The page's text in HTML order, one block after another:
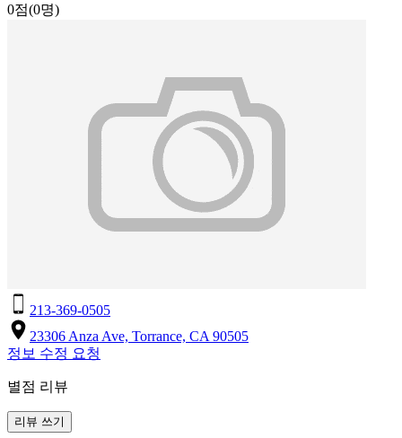
0점(0명)
213-369-0505
23306 Anza Ave, Torrance, CA 90505
정보 수정 요청
별점 리뷰
리뷰 쓰기